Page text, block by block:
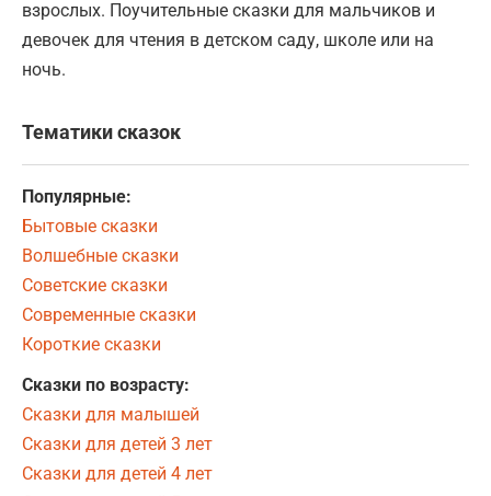
взрослых. Поучительные сказки для мальчиков и
девочек для чтения в детском саду, школе или на
ночь.
Тематики сказок
Популярные:
Бытовые сказки
Волшебные сказки
Советские сказки
Современные сказки
Короткие сказки
Сказки по возрасту:
Сказки для малышей
Сказки для детей 3 лет
Сказки для детей 4 лет